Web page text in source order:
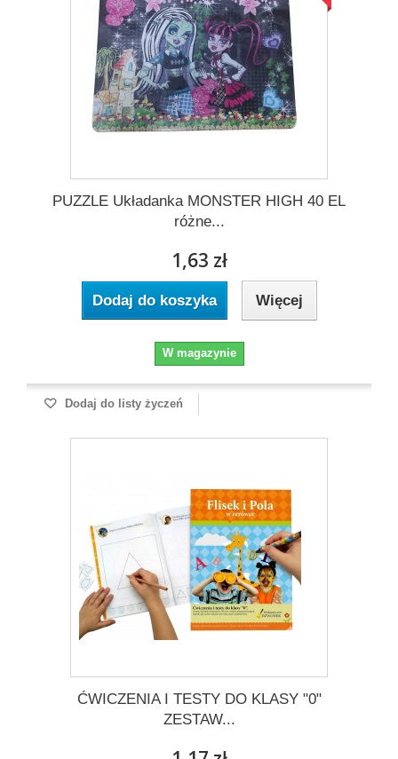
PUZZLE Układanka MONSTER HIGH 40 EL
różne...
1,63 zł
Dodaj do koszyka Więcej
W magazynie
Dodaj do listy życzeń
ĆWICZENIA I TESTY DO KLASY "0"
ZESTAW...